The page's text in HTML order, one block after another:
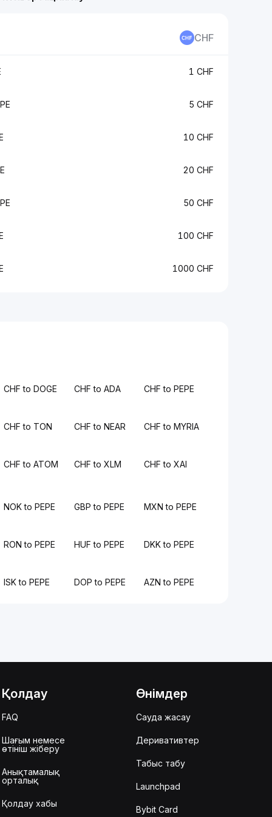
CHF
1 CHF
5 CHF
10 CHF
20 CHF
50 CHF
100 CHF
1000 CHF
CHF to DOGE CHF to ADA CHF to PEPE
CHF to TON CHF to NEAR CHF to MYRIA
CHF to ATOM CHF to XLM CHF to XAI
NOK to PEPE GBP to PEPE MXN to PEPE
RON to PEPE HUF to PEPE DKK to PEPE
ISK to PEPE DOP to PEPE AZN to PEPE
Қолдау
FAQ
Шағым немесе
өтініш жіберу
Анықтамалық
орталық
Қолдау хабы
Өнімдер
Сауда жасау
Деривативтер
Табыс табу
Launchpad
Bybit Card